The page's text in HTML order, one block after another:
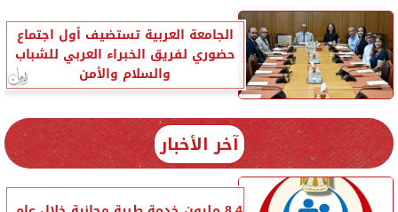
الجامعة العربية تستضيف أول اجتماع
حضوري لفريق الخبراء العربي للشباب
والسلام والأمن
آخر الأخبار